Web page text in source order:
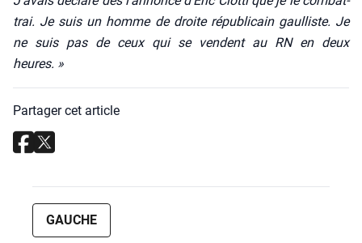
trai. Je suis un homme de droite répu­bli­cain gaul­liste. Je
ne suis pas de ceux qui se vendent au RN en deux
heures. »
Partager cet article
GAUCHE